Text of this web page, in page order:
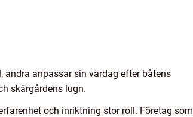
anpassar sin vardag efter båtens
skärgårdens lugn.
och inriktning stor roll. Företag som